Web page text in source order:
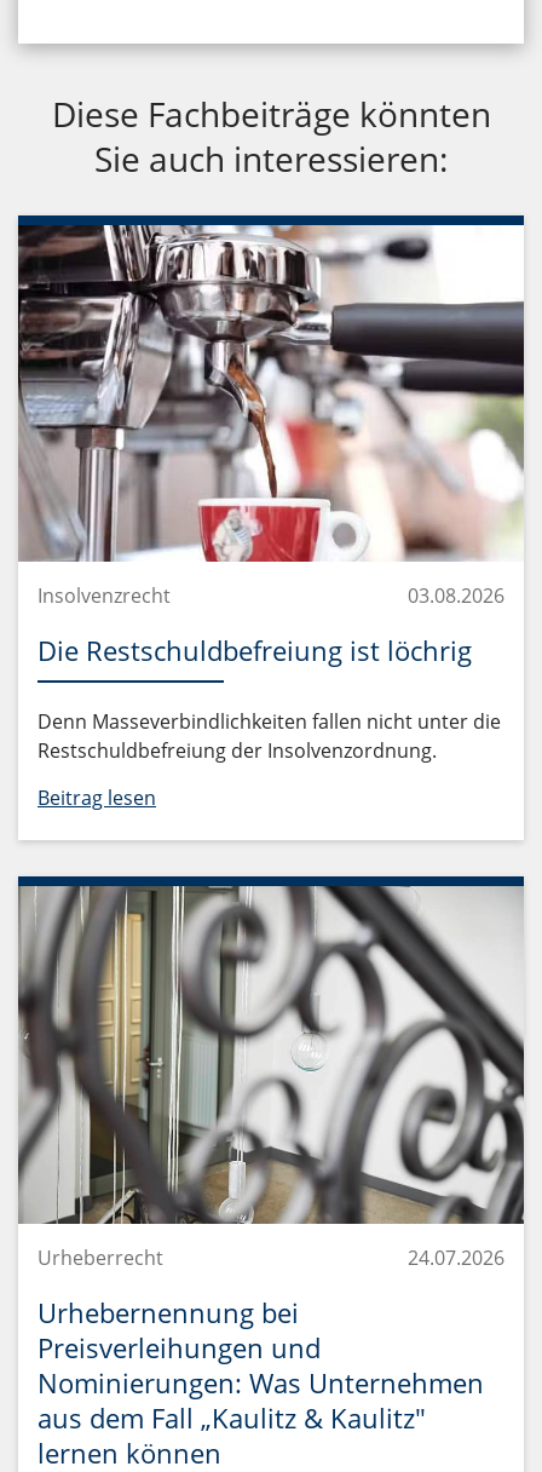
Diese Fachbeiträge könnten
Sie auch interessieren:
Insolvenzrecht 03.08.2026
Die Restschuldbefreiung ist löchrig
Denn Masseverbindlichkeiten fallen nicht unter die
Restschuldbefreiung der Insolvenzordnung.
Beitrag lesen
Urheberrecht 24.07.2026
Urhebernennung bei
Preisverleihungen und
Nominierungen: Was Unternehmen
aus dem Fall „Kaulitz & Kaulitz"
lernen können